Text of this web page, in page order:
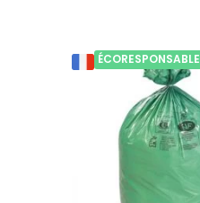
ÉCORESPONSABLE